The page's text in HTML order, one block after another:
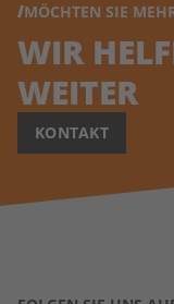
MÖCHTEN SIE
WIR
WEITER
KONTAKT